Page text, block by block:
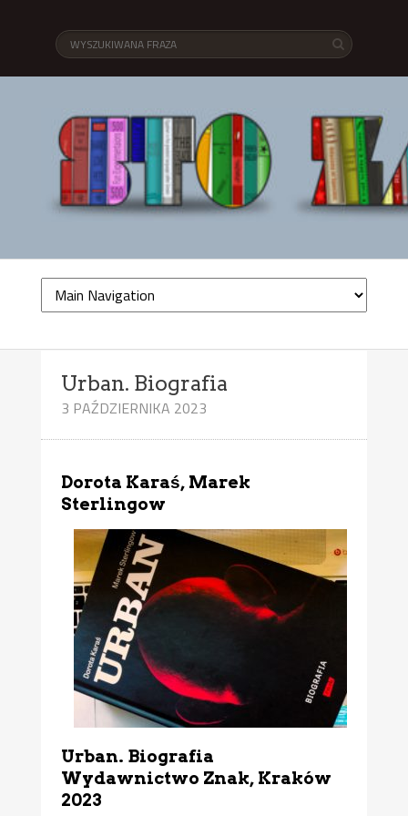
Urban. Biografia
3 PAŹDZIERNIKA 2023
Dorota Karaś, Marek
Sterlingow
Urban. Biografia
Wydawnictwo Znak, Kraków
2023